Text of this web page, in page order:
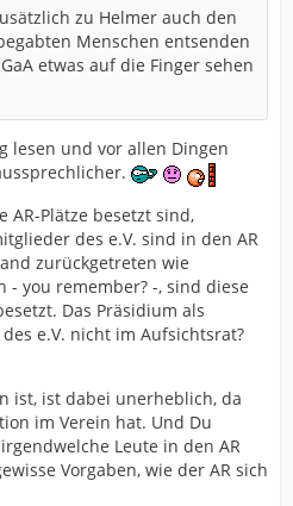
zu Helmer auch den
Menschen entsenden
etwas auf die Finger sehen
lesen und vor allen Dingen
AR-Plätze besetzt sind,
des e.V. sind in den AR
zurückgetreten wie
- you remember? -, sind diese
Das Präsidium als
e.V. nicht im Aufsichtsrat?
ist, ist dabei unerheblich, da
im Verein hat. Und Du
Leute in den AR
Vorgaben, wie der AR sich